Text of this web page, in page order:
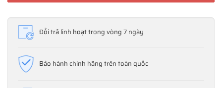
Đổi trả linh hoạt trong vòng 7 ngày
Bảo hành chính hãng trên toàn quốc